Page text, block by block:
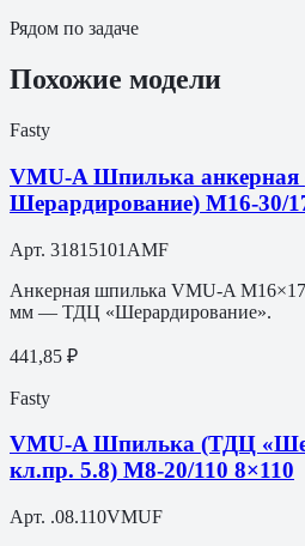
Рядом по задаче
Похожие модели
Fasty
VMU-A Шпилька
Шерардирование) M16-30/
Арт. 31815101AMF
Анкерная шпилька VMU-A
мм — ТДЦ «Шерардирование».
441,85 ₽
Fasty
VMU-A Шпилька (ТДЦ
кл.пр. 5.8) M8-20/110 8×110
Арт. .08.110VMUF